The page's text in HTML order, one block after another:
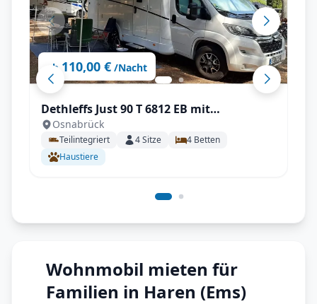
ab 110,00 € /Nacht
Dethleffs Just 90 T 6812 EB mit
Klimaanlage
Osnabrück
Teilintegriert 4Sitze 4 Betten
Haustiere
Wohnmobil mieten für
Familien in Haren (Ems)